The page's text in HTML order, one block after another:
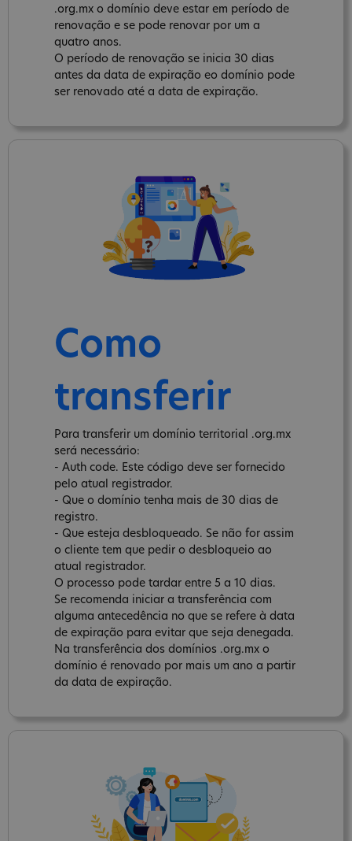
.org.mx o domínio deve estar em período de
renovação e se pode renovar por um a
quatro anos.
O período de renovação se inicia 30 dias
antes da data de expiração eo domínio pode
ser renovado até a data de expiração.
Como
transferir
Para transferir um domínio territorial .org.mx
será necessário:
- Auth code. Este código deve ser fornecido
pelo atual registrador.
- Que o domínio tenha mais de 30 dias de
registro.
- Que esteja desbloqueado. Se não for assim
o cliente tem que pedir o desbloqueio ao
atual registrador.
O processo pode tardar entre 5 a 10 dias.
Se recomenda iniciar a transferência com
alguma antecedência no que se refere à data
de expiração para evitar que seja denegada.
Na transferência dos domínios .org.mx o
domínio é renovado por mais um ano a partir
da data de expiração.